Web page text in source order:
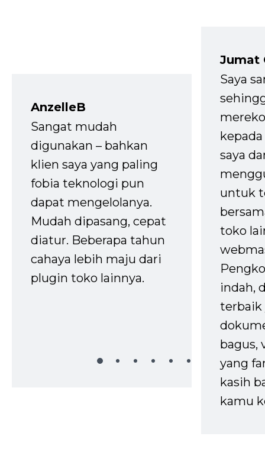
AnzelleB
Sangat mudah
digunakan – bahkan
klien saya yang paling
fobia teknologi pun
dapat mengelolanya.
Mudah dipasang, cepat
diatur. Beberapa tahun
cahaya lebih maju dari
plugin toko lainnya.
Jumat
Saya
saya
untuk
toko
indah,
terbaik
bagus,
yang
kasih
kamu